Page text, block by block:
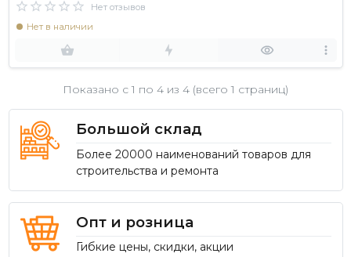
Нет отзывов
Нет в наличии
Показано с 1 по 4 из 4 (всего 1 страниц)
Большой склад
Более 20000 наименований товаров для
строительства и ремонта
Опт и розница
Гибкие цены, скидки, акции